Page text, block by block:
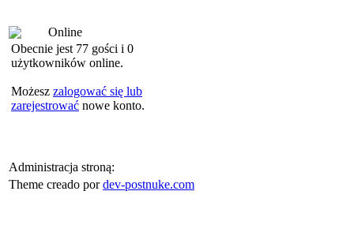
Online
Obecnie jest 77 gości i 0
użytkowników online.
Możesz zalogować się lub
zarejestrować nowe konto.
Administracja stroną:
Theme creado pordev-postnuke.com